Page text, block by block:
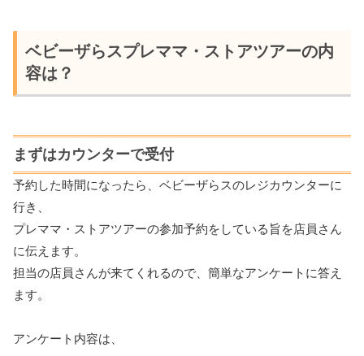
ベビーザらスプレママ・ストアツアーの内
容は？
まずはカウンターで受付
予約した時間になったら、ベビーザらスのレジカウンターに
行き、
プレママ・ストアツアーの参加予約をしている旨を店員さん
に伝えます。
担当の店員さんが来てくれるので、簡単なアンケートに答え
ます。
アンケート内容は、